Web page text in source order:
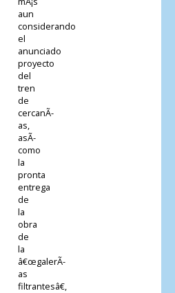
aun
considerando
el
anunciado
proyecto
del
tren
de
cercanÃ­
as,
asÃ­
como
la
pronta
entrega
de
la
obra
de
la
â€œgalerÃ­
as
filtrantesâ€,